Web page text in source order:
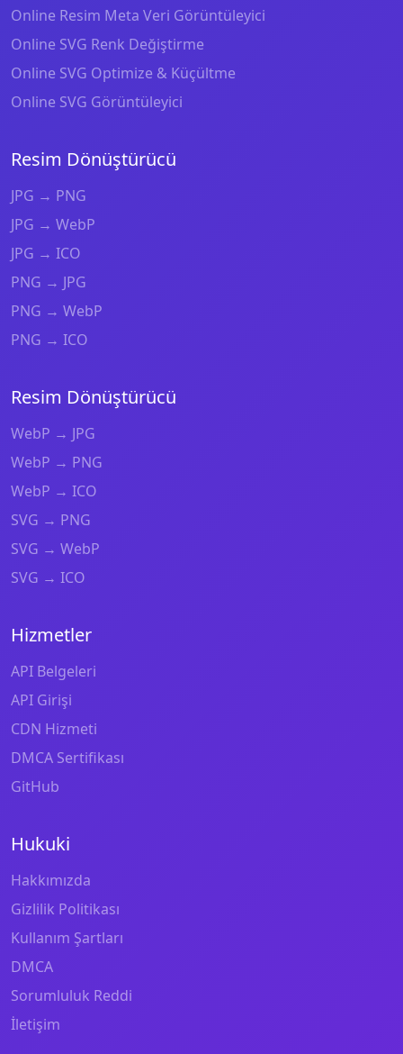
Online Resim Meta Veri Görüntüleyici
Online SVG Renk Değiştirme
Online SVG Optimize & Küçültme
Online SVG Görüntüleyici
Resim Dönüştürücü
JPG → PNG
JPG → WebP
JPG → ICO
PNG → JPG
PNG → WebP
PNG → ICO
Resim Dönüştürücü
WebP → JPG
WebP → PNG
WebP → ICO
SVG → PNG
SVG → WebP
SVG → ICO
Hizmetler
API Belgeleri
API Girişi
CDN Hizmeti
DMCA Sertifikası
GitHub
Hukuki
Hakkımızda
Gizlilik Politikası
Kullanım Şartları
DMCA
Sorumluluk Reddi
İletişim